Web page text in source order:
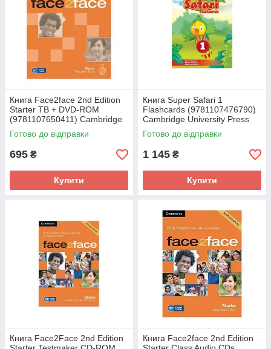
Книга Face2face 2nd Edition
Starter TB + DVD-ROM
(9781107650411) Cambridge
University Press
Готово до відправки
695 ₴
Купити
Книга Super Safari 1
Flashcards (9781107476790)
Cambridge University Press
Готово до відправки
1 145 ₴
Купити
Книга Face2Face 2nd Edition
Книга Face2face 2nd Edition